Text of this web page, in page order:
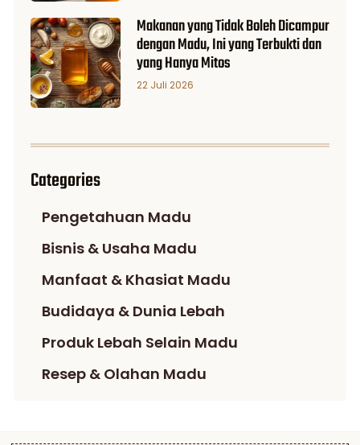
Makanan yang Tidak Boleh Dicampur
dengan Madu, Ini yang Terbukti dan
yang Hanya Mitos
22 Juli 2026
Categories
Pengetahuan Madu
Bisnis & Usaha Madu
Manfaat & Khasiat Madu
Budidaya & Dunia Lebah
Produk Lebah Selain Madu
Resep & Olahan Madu